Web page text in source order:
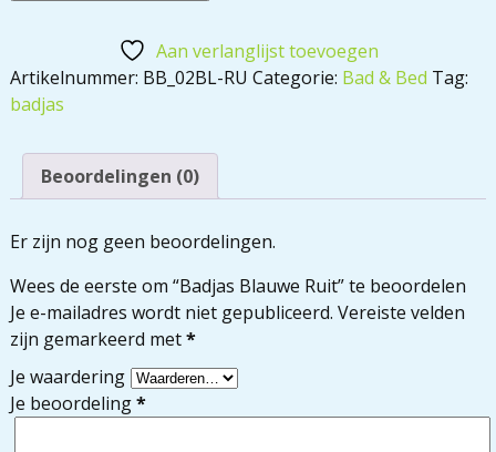
Aan verlanglijst toevoegen
Artikelnummer: BB_02BL-RU Categorie: Bad & Bed Tag:
badjas
Beoordelingen (0)
Er zijn nog geen beoordelingen.
Wees de eerste om “Badjas Blauwe Ruit” te beoordelen
Je e-mailadres wordt niet gepubliceerd. Vereiste velden
zijn gemarkeerd met*
Je waardering
Je beoordeling*